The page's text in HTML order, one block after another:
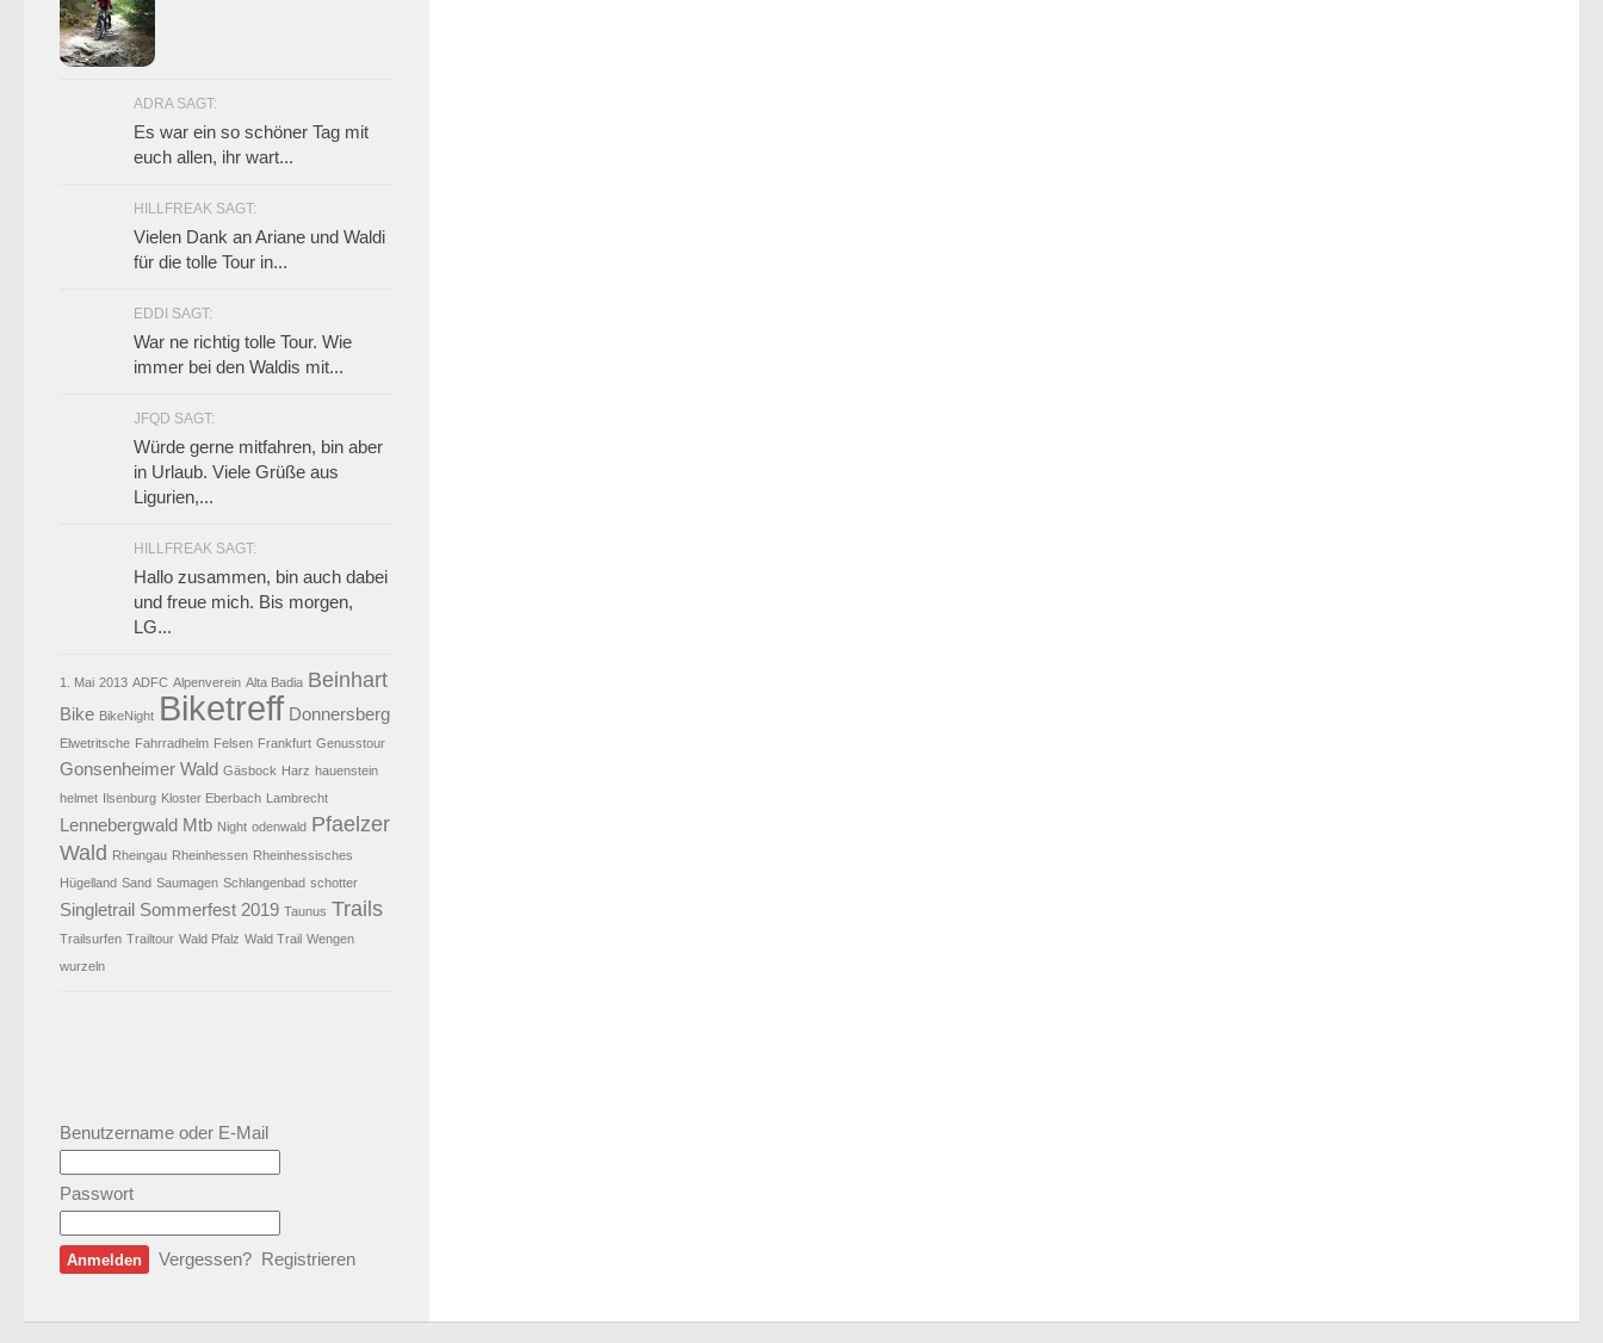
ADRA SAGT:
Es war ein so schöner Tag mit
euch allen, ihr wart...
HILLFREAK SAGT:
Vielen Dank an Ariane und Waldi
für die tolle Tour in...
EDDI SAGT:
War ne richtig tolle Tour. Wie
immer bei den Waldis mit...
JFQD SAGT:
Würde gerne mitfahren, bin aber
in Urlaub. Viele Grüße aus
Ligurien,...
HILLFREAK SAGT:
Hallo zusammen, bin auch dabei
und freue mich. Bis morgen,
LG...
1. Mai 2013 ADFC Alpenverein Alta Badia Beinhart
Bike BikeNight Biketreff Donnersberg
Elwetritsche Fahrradhelm Felsen Frankfurt Genusstour
Gonsenheimer Wald Gäsbock Harz hauenstein
helmet Ilsenburg Kloster Eberbach Lambrecht
Lennebergwald Mtb Night odenwald Pfaelzer
Wald Rheingau Rheinhessen Rheinhessisches
Hügelland Sand Saumagen Schlangenbad schotter
Singletrail Sommerfest 2019 Taunus Trails
Trailsurfen Trailtour Wald Pfalz Wald Trail Wengen
wurzeln
Benutzername oder E-Mail
Passwort
Vergessen? Registrieren